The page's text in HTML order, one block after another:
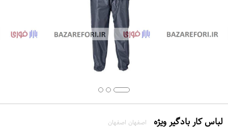
لباس کار بادگیر ویژه اصفهان اصفهان